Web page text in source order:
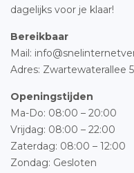
dagelijks voor je klaar!
Bereikbaar
Mail:
Adres: Zwartewaterallee
Openingstijden
Ma-Do: 08:00 – 20:00
Vrijdag: 08:00 – 22:00
Zaterdag: 08:00 – 12:00
Zondag: Gesloten